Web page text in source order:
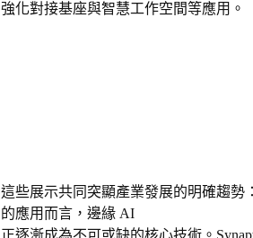
強化對接基座與智慧工作空間等應用。
這些展示共同突顯產業發展的明確趨勢
的應用而言，邊緣 AI
正逐漸成為不可或缺的核心技術。